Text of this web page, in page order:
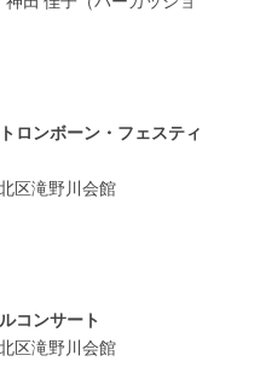
ロンボーン・フェスティ
区滝野川会館
コンサート
区滝野川会館